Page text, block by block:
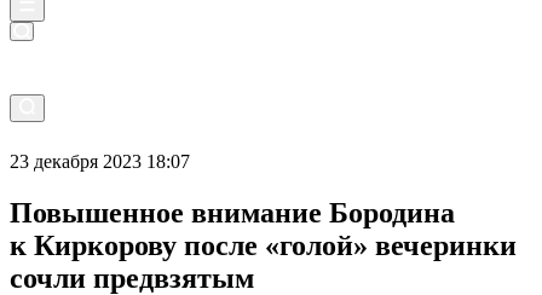
23 декабря 2023 18:07
Повышенное внимание Бородина
к Киркорову после «голой» вечеринки
сочли предвзятым